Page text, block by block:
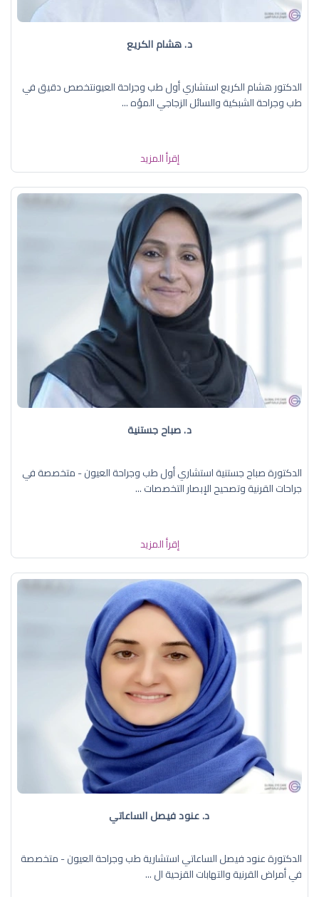
د. هشام الكريع
الدكتور هشام الكريع استشاري أول طب وجراحة العيونتخصص دقيق في
طب وجراحة الشبكية والسائل الزجاجي المؤه ...
إقرأ المزيد
د. صباح جستنية
الدكتورة صباح جستنية استشاري أول طب وجراحة العيون - متخصصة في
جراحات القرنية وتصحيح الإبصار التخصصات ...
إقرأ المزيد
د. عنود فيصل الساعاتي
الدكتورة عنود فيصل الساعاتي استشارية طب وجراحة العيون - متخصصة
في أمراض القرنية والتهابات القزحية ال ...